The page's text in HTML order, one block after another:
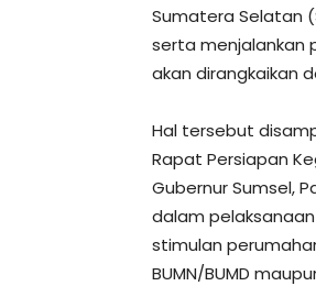
Sumatera Selatan
serta menjalankan
akan dirangkaikan
Hal tersebut
Rapat Persiapan
Gubernur Sumsel,
dalam
stimulan
BUMN/BUMD